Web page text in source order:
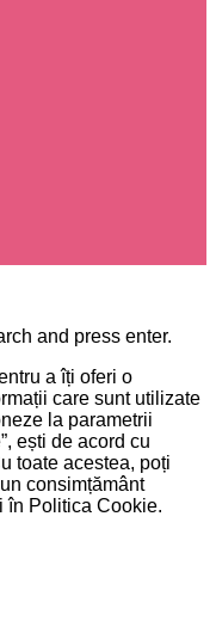
and press enter.
a îți oferi o
care sunt utilizate
la parametrii
ești de acord cu
toate acestea, poți
consimțământ
în Politica Cookie.